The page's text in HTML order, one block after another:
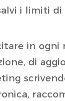
i limiti di
in
di